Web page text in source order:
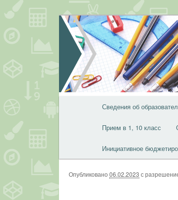
Перейти
к
основному
содержимому
Сведения об
Прием в 1, 10 класс
Инициативное
Опубликовано 06.02.2023 с